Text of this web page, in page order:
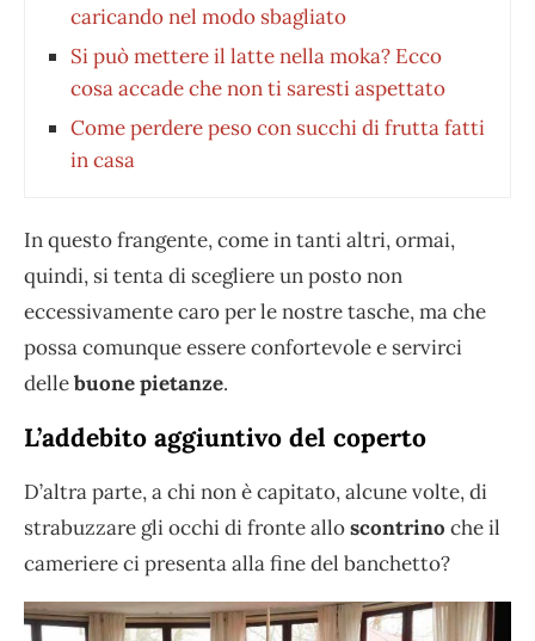
caricando nel modo sbagliato
Si può mettere il latte nella moka? Ecco
cosa accade che non ti saresti aspettato
Come perdere peso con succhi di frutta fatti
in casa
In questo frangente, come in tanti altri, ormai,
quindi, si tenta di scegliere un posto non
eccessivamente caro per le nostre tasche, ma che
possa comunque essere confortevole e servirci
dellebuone pietanze.
L’addebito aggiuntivo del coperto
D’altra parte, a chi non è capitato, alcune volte, di
strabuzzare gli occhi di fronte alloscontrino che il
cameriere ci presenta alla fine del banchetto?